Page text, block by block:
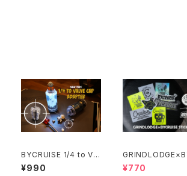
BYCRUISE 1/4 to VA
LVE CAP ADAPTER
¥990
RUISE STICKER
¥770